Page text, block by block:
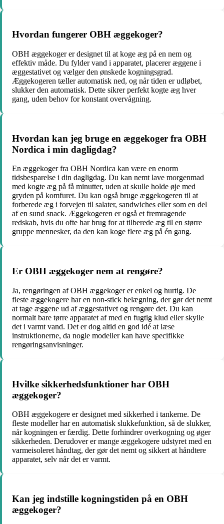
Hvordan fungerer OBH æggekoger?
OBH æggekoger er designet til at koge æg på en nem og
effektiv måde. Du fylder vand i apparatet, placerer æggene i
æggestativet og vælger den ønskede kogningsgrad.
Æggekogeren tæller automatisk ned, og når tiden er udløbet,
slukker den automatisk. Dette sikrer perfekt kogte æg hver
gang, uden behov for konstant overvågning.
Hvordan kan jeg bruge en æggekoger fra OBH
Nordica i min dagligdag?
En æggekoger fra OBH Nordica kan være en enorm
tidsbesparelse i din dagligdag. Du kan nemt lave morgenmad
med kogte æg på få minutter, uden at skulle holde øje med
gryden på komfuret. Du kan også bruge æggekogeren til at
forberede æg i forvejen til salater, sandwiches eller som en del
af en sund snack. Æggekogeren er også et fremragende
redskab, hvis du ofte har brug for at tilberede æg til en større
gruppe mennesker, da den kan koge flere æg på én gang.
Er OBH æggekoger nem at rengøre?
Ja, rengøringen af OBH æggekoger er enkel og hurtig. De
fleste æggekogere har en non-stick belægning, der gør det nemt
at tage æggene ud af æggestativet og rengøre det. Du kan
normalt bare tørre apparatet af med en fugtig klud eller skylle
det i varmt vand. Det er dog altid en god idé at læse
instruktionerne, da nogle modeller kan have specifikke
rengøringsanvisninger.
Hvilke sikkerhedsfunktioner har OBH
æggekoger?
OBH æggekogere er designet med sikkerhed i tankerne. De
fleste modeller har en automatisk slukkefunktion, så de slukker,
når kogningen er færdig. Dette forhindrer overkogning og øger
sikkerheden. Derudover er mange æggekogere udstyret med en
varmeisoleret håndtag, der gør det nemt og sikkert at håndtere
apparatet, selv når det er varmt.
Kan jeg indstille kogningstiden på en OBH
æggekoger?